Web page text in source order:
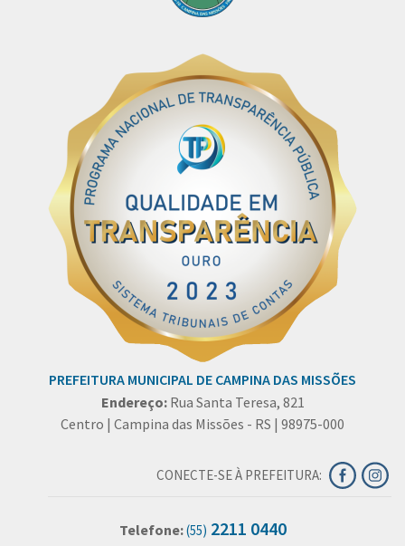
PREFEITURA MUNICIPAL DE CAMPINA DAS MISSÕES
Endereço: Rua Santa Teresa, 821
Centro | Campina das Missões - RS | 98975-000
CONECTE-SE À PREFEITURA:
Telefone:(55) 2211 0440